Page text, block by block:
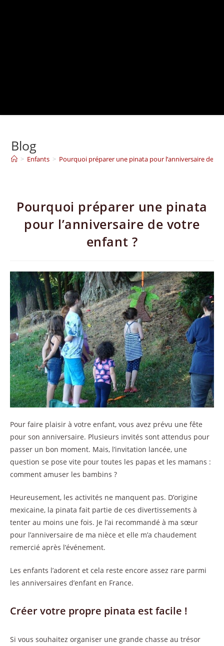
Blog
> Enfants > Pourquoi préparer une pinata pour l’anniversaire de
Pourquoi préparer une pinata
pour l’anniversaire de votre
enfant ?
Pour faire plaisir à votre enfant, vous avez prévu une fête
pour son anniversaire. Plusieurs invités sont attendus pour
passer un bon moment. Mais, l’invitation lancée, une
question se pose vite pour toutes les papas et les mamans :
comment amuser les bambins ?
Heureusement, les activités ne manquent pas. D’origine
mexicaine, la pinata fait partie de ces divertissements à
tenter au moins une fois. Je l’ai recommandé à ma sœur
pour l’anniversaire de ma nièce et elle m’a chaudement
remercié après l’événement.
Les enfants l’adorent et cela reste encore assez rare parmi
les anniversaires d’enfant en France.
Créer votre propre pinata est facile !
Si vous souhaitez organiser une grande chasse au trésor